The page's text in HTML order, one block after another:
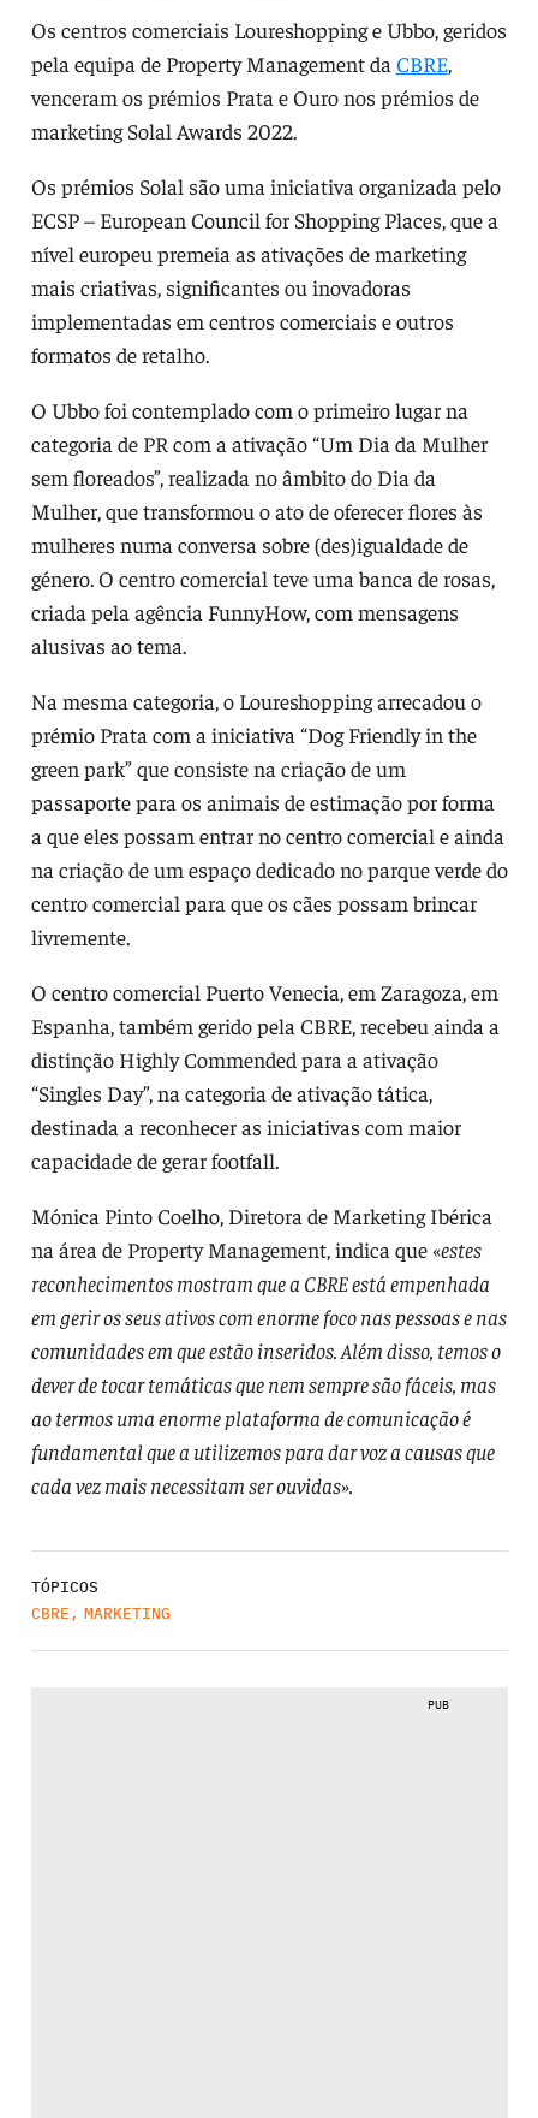
Os centros comerciais Loureshopping e Ubbo, geridos
pela equipa de Property Management da CBRE,
venceram os prémios Prata e Ouro nos prémios de
marketing Solal Awards 2022.
Os prémios Solal são uma iniciativa organizada pelo
ECSP – European Council for Shopping Places, que a
nível europeu premeia as ativações de marketing
mais criativas, significantes ou inovadoras
implementadas em centros comerciais e outros
formatos de retalho.
O Ubbo foi contemplado com o primeiro lugar na
categoria de PR com a ativação “Um Dia da Mulher
sem floreados”, realizada no âmbito do Dia da
Mulher, que transformou o ato de oferecer flores às
mulheres numa conversa sobre (des)igualdade de
género. O centro comercial teve uma banca de rosas,
criada pela agência FunnyHow, com mensagens
alusivas ao tema.
Na mesma categoria, o Loureshopping arrecadou o
prémio Prata com a iniciativa “Dog Friendly in the
green park” que consiste na criação de um
passaporte para os animais de estimação por forma
a que eles possam entrar no centro comercial e ainda
na criação de um espaço dedicado no parque verde do
centro comercial para que os cães possam brincar
livremente.
O centro comercial Puerto Venecia, em Zaragoza, em
Espanha, também gerido pela CBRE, recebeu ainda a
distinção Highly Commended para a ativação
“Singles Day”, na categoria de ativação tática,
destinada a reconhecer as iniciativas com maior
capacidade de gerar footfall.
Mónica Pinto Coelho, Diretora de Marketing Ibérica
na área de Property Management, indica que «estes
reconhecimentos mostram que a CBRE está empenhada
em gerir os seus ativos com enorme foco nas pessoas e nas
comunidades em que estão inseridos. Além disso, temos o
dever de tocar temáticas que nem sempre são fáceis, mas
ao termos uma enorme plataforma de comunicação é
fundamental que a utilizemos para dar voz a causas que
cada vez mais necessitam ser ouvidas».
TÓPICOS
CBRE , MARKETING
PUB